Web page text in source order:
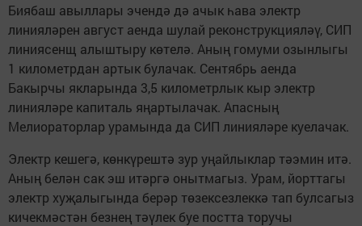
Биябаш авыллары эчендә дә ачык һава электр
линияләрен август аенда шулай реконструкцияләү, СИП
линиясенщ алыштыру көтелә. Аның гомуми озынлыгы
1 километрдан артык булачак. Сентябрь аенда
Бакырчы якларында 3,5 километрлык кыр электр
линияләре капиталь яңартылачак. Апасның
Мелиораторлар урамында да СИП линияләре куелачак.
Электр кешегә, көнкүрештә зур уңайлыклар тәэмин итә.
Аның белән сак эш итәргә онытмагыз. Урам, йорттагы
электр хуҗалыгында берәр төзексезлеккә тап булсагыз
кичекмәстән безнең тәүлек буе постта торучы